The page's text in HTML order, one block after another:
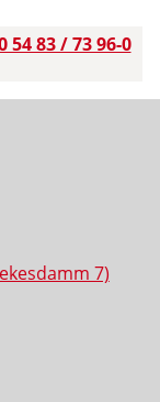
54 83 / 73 96-0
7)